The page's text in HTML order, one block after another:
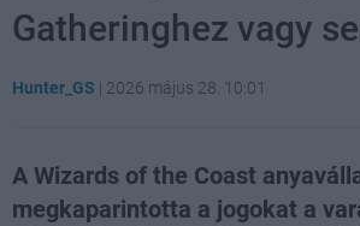
Gatheringhez vagy
Hunter_GS | 2026 május 28. 10:01
A Wizards of the Coast
megkaparintotta a jogokat a